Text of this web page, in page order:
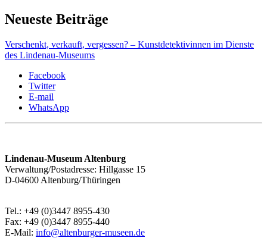
Neueste Beiträge
Verschenkt, verkauft, vergessen? – Kunstdetektivinnen im Dienste
des Lindenau-Museums
Facebook
Twitter
E-mail
WhatsApp
Lindenau-Museum Altenburg
Verwaltung/Postadresse: Hillgasse 15
D-04600 Altenburg/Thüringen
Tel.: +49 (0)3447 8955-430
Fax: +49 (0)3447 8955-440
E-Mail: info@altenburger-museen.de